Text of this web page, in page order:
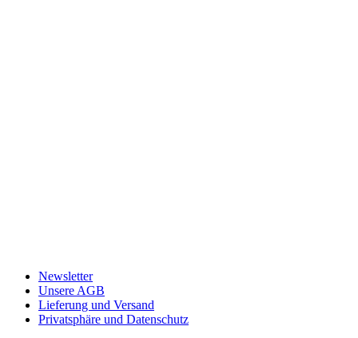
Newsletter
Unsere AGB
Lieferung und Versand
Privatsphäre und Datenschutz